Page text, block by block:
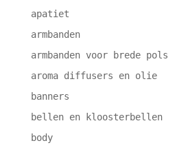
apatiet
armbanden
armbanden voor brede pols
aroma diffusers en olie
banners
bellen en kloosterbellen
body